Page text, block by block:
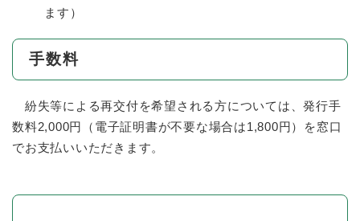
ます）
手数料
紛失等による再交付を希望される方については、発行手
数料2,000円（電子証明書が不要な場合は1,800円）を窓口
でお支払いいただきます。